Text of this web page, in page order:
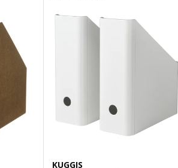
KUGGIS